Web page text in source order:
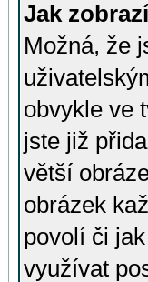
Jak
Možná, že
obvykle ve
jste již
větší
obrázek
povolí či
využívat